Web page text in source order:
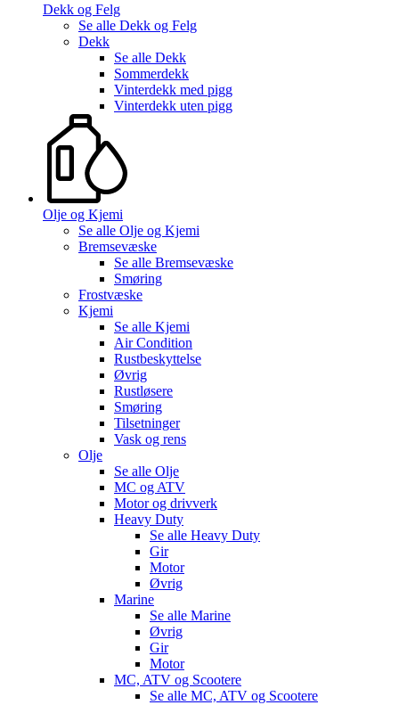
Dekk og Felg
Se alle Dekk og Felg
Dekk
Se alle Dekk
Sommerdekk
Vinterdekk med pigg
Vinterdekk uten pigg
Olje og Kjemi
Se alle Olje og Kjemi
Bremsevæske
Se alle Bremsevæske
Smøring
Frostvæske
Kjemi
Se alle Kjemi
Air Condition
Rustbeskyttelse
Øvrig
Rustløsere
Smøring
Tilsetninger
Vask og rens
Olje
Se alle Olje
MC og ATV
Motor og drivverk
Heavy Duty
Se alle Heavy Duty
Gir
Motor
Øvrig
Marine
Se alle Marine
Øvrig
Gir
Motor
MC, ATV og Scootere
Se alle MC, ATV og Scootere